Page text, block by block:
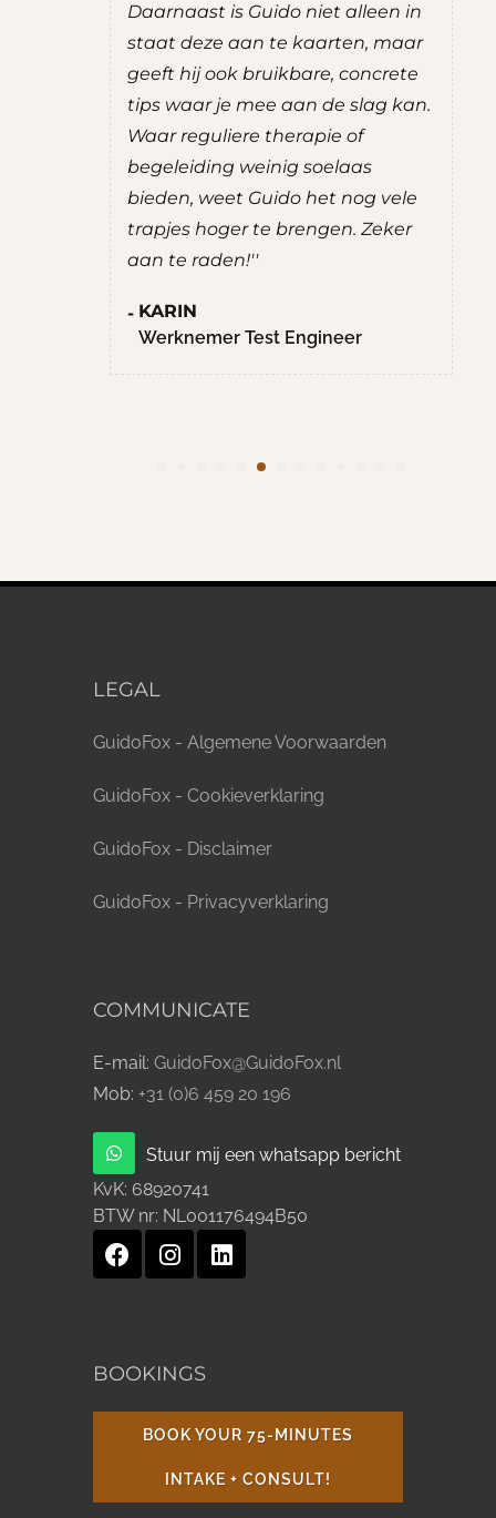
Daarnaast is Guido niet alleen in
staat deze aan te kaarten, maar
geeft hij ook bruikbare, concrete
tips waar je mee aan de slag kan.
Waar reguliere therapie of
begeleiding weinig soelaas
bieden, weet Guido het nog vele
trapjes hoger te brengen. Zeker
aan te raden!''
KARIN
Werknemer Test Engineer
LEGAL
GuidoFox - Algemene Voorwaarden
GuidoFox - Cookieverklaring
GuidoFox - Disclaimer
GuidoFox - Privacyverklaring
COMMUNICATE
E-mail: GuidoFox@GuidoFox.nl
Mob: +31 (0)6 459 20 196
Stuur mij een whatsapp bericht
KvK: 68920741
BTW nr: NL001176494B50
BOOKINGS
BOOK YOUR 75-MINUTES
INTAKE + CONSULT!